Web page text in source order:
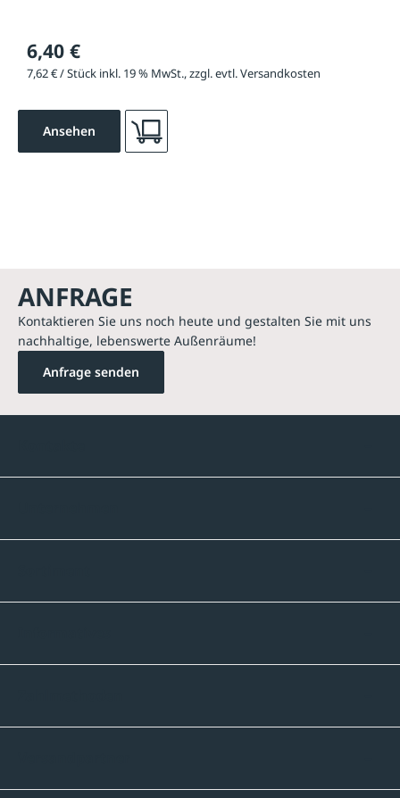
6,40 €
7,62 € / Stück inkl. 19 % MwSt., zzgl. evtl. Versandkosten
Ansehen
ANFRAGE
Kontaktieren Sie uns noch heute und gestalten Sie mit uns
nachhaltige, lebenswerte Außenräume!
Anfrage senden